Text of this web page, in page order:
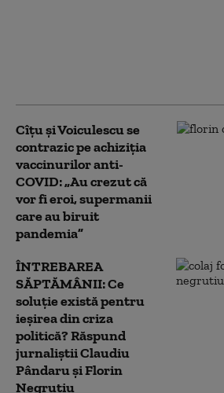
Cîțu și Voiculescu se
contrazic pe achiziția
vaccinurilor anti-
COVID: „Au crezut că
vor fi eroi, supermanii
care au biruit
pandemia”
ÎNTREBAREA
SĂPTĂMÂNII: Ce
soluție există pentru
ieșirea din criza
politică? Răspund
jurnaliștii Claudiu
Pândaru și Florin
Negruțiu